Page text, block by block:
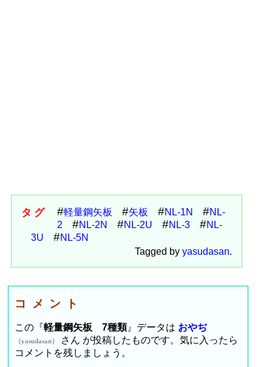
タグ 軽量鋼矢板 矢板 NL-1N
NL-
2
NL-2N NL-2U NL-3
NL-
3U
NL-5N
Tagged by yasudasan.
コメント
この『軽量鋼矢板 7種類』データは おやぢ
（yasudasan）
さん が投稿したものです。気に入ったら
コメントを残しましょう。